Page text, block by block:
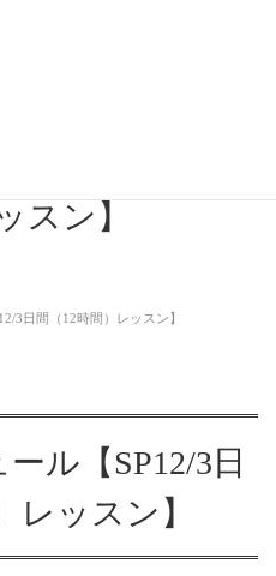
スン】
3日間（12時間）レッスン】
ル【SP12/3日
レッスン】